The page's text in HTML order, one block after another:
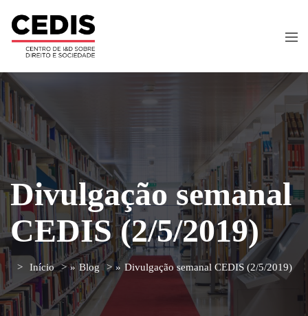
Divulgação semanal
CEDIS (2/5/2019)
Início » Blog » Divulgação semanal CEDIS (2/5/2019)